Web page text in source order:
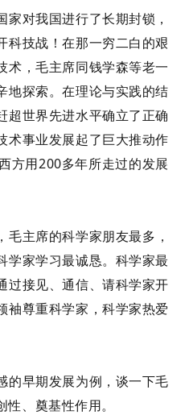
对我国进行了长期封锁，
科技战！在那一穷二白的艰
术，毛主席同钱学森等老一
地探索。在理论与实践的结
超世界先进水平确立了正确
术事业发展起了巨大推动作
方用200多年所走过的发展
，毛主席的科学家朋友最多 ，
学家学习最诚恳。科学家最
过接见、通信、请科学家开
袖尊重科学家 ，科学家热爱
的早期发展为例，谈一下毛
、奠基性作用。